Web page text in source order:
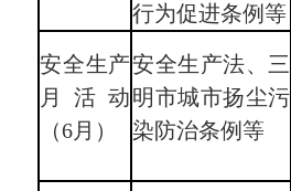
行为促进条例等
安全生产
月活动
（6月）
安全生产法、三
明市城市扬尘污
染防治条例等